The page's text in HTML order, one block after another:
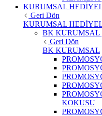
KURUMSAL
Geri Dön
KURUMSAL
BK KURUMSAL
Geri Dön
BK KURUMSAL
KOKUSU